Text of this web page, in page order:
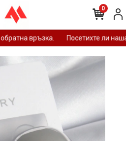
връзка. Посетихте ли
0